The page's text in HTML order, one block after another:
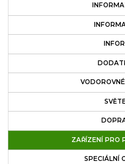
ZAŘÍZENÍ PRO
SPECIÁLNÍ